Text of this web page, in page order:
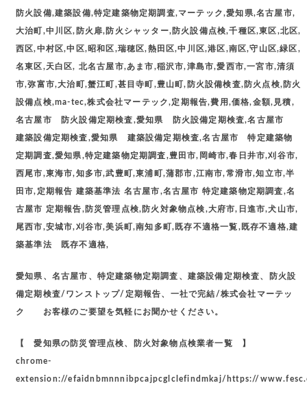
防火設備,建築設備,特定建築物定期調査,マーテック,愛知県,名古屋市,
大治町,中川区,防火扉,防火シャッター,防火設備点検,千種区,東区,北区,
西区,中村区,中区,昭和区,瑞穂区,熱田区,中川区,港区,南区,守山区,緑区,
名東区,天白区, 北名古屋市,あま市,稲沢市,津島市,愛西市,一宮市,清須
市,弥富市,大治町,蟹江町,甚目寺町,豊山町,防火設備検査,防火点検,防火
設備点検,ma-tec,株式会社マーテック,定期報告,費用,価格,金額,見積,
名古屋市 防火設備定期検査,愛知県 防火設備定期検査,名古屋市
建築設備定期検査,愛知県 建築設備定期検査,名古屋市 特定建築物
定期調査,愛知県,特定建築物定期調査,豊田市,岡崎市,春日井市,刈谷市,
西尾市,東海市,知多市,武豊町,東浦町,蒲郡市,江南市,常滑市,知立市,半
田市,定期報告 建築基準法 名古屋市,名古屋市 特定建築物定期調査,名
古屋市 定期報告,防災管理点検,防火対象物点検,大府市,日進市,犬山市,
尾西市,安城市,刈谷市,美浜町,南知多町,既存不適格一覧,既存不適格,建
築基準法 既存不適格,
愛知県、名古屋市、特定建築物定期調査、建築設備定期検査、防火設
備定期検査/ワンストップ/定期報告、一社で完結/株式会社マーテッ
ク お客様のご要望を気軽にお聞かせください。
【 愛知県の防災管理点検、防火対象物点検業者一覧 】
chrome-
extension://efaidnbmnnnibpcajpcglclefindmkaj/https://